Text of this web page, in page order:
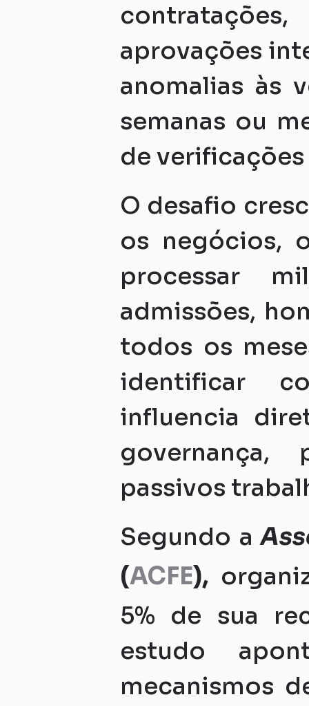
aprovações
anomalias às
semanas ou
de
O desafio
os negócios,
processar
admissões,
todos os
identificar
influencia
governança,
passivos
Segundo a
(ACFE),
5% de sua
estudo
mecanismos